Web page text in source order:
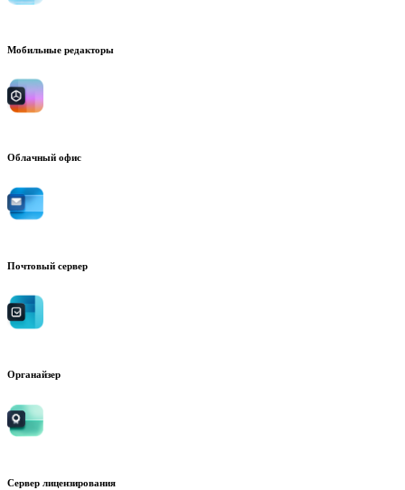
Мобильные редакторы
Облачный офис
Почтовый сервер
Органайзер
Сервер лицензирования